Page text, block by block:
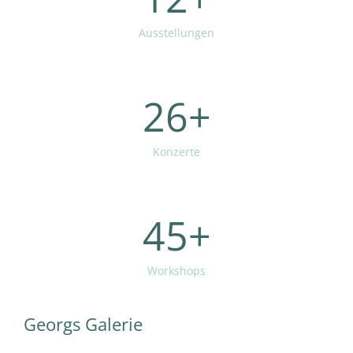
Ausstellungen
26+
Konzerte
45+
Workshops
Georgs Galerie